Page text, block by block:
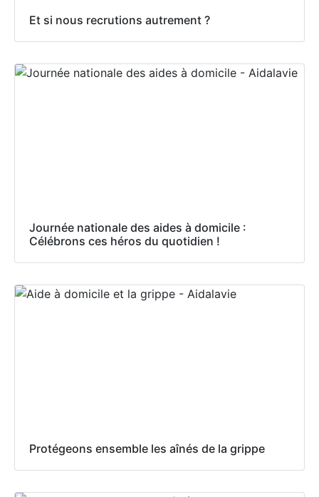
Et si nous recrutions autrement ?
Journée nationale des aides à domicile :
Célébrons ces héros du quotidien !
Protégeons ensemble les aînés de la grippe